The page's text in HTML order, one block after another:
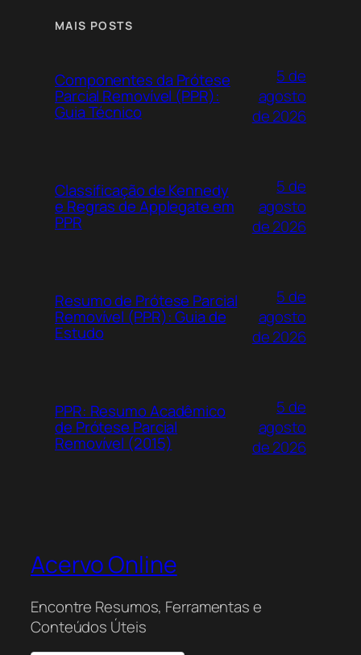
MAIS POSTS
Componentes da Prótese
Parcial Removível (PPR):
Guia Técnico
5 de
agosto
de 2026
Classificação de Kennedy
e Regras de Applegate em
PPR
5 de
agosto
de 2026
Resumo de Prótese Parcial
Removível (PPR): Guia de
Estudo
5 de
agosto
de 2026
PPR: Resumo Acadêmico
de Prótese Parcial
Removível (2015)
5 de
agosto
de 2026
Acervo Online
Encontre Resumos, Ferramentas e
Conteúdos Úteis